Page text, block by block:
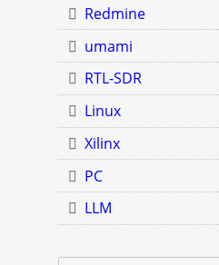
Redmine
umami
RTL-SDR
Linux
Xilinx
PC
LLM